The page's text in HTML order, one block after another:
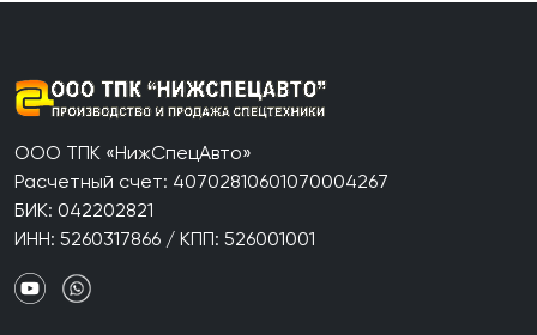
ООО ТПК «НижСпецАвто»
Расчетный счет: 40702810601070004267
БИК: 042202821
ИНН: 5260317866 / КПП: 526001001